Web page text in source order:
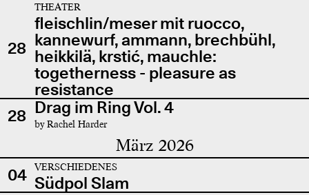
28
THEATER
fleischlin/meser mit ruocco,
kannewurf, ammann, brechbühl,
heikkilä, krstić, mauchle:
togetherness - pleasure as
resistance
28 Drag im Ring Vol. 4
by Rachel Harder
März 2026
04 VERSCHIEDENES
Südpol Slam